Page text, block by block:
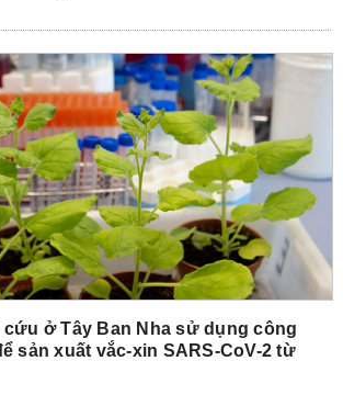
ở Tây Ban Nha sử dụng công
sản xuất vắc-xin SARS-CoV-2 từ